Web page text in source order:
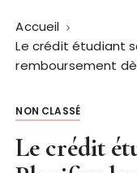
Accueil
Le crédit étudiant
remboursement
NON CLASSÉ
Le crédit